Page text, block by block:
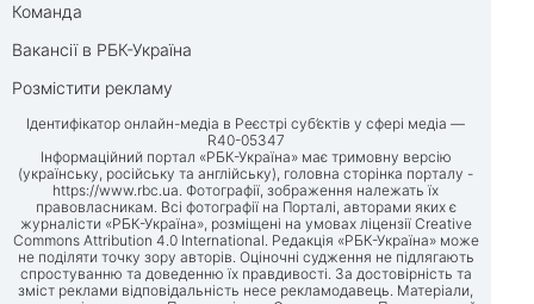
Команда
Вакансії в РБК-Україна
Розмістити рекламу
Ідентифікатор онлайн-медіа в Реєстрі суб’єктів у сфері медіа —
R40-05347
Інформаційний портал «РБК-Україна» має тримовну версію
(українську, російську та англійську), головна сторінка порталу -
https://www.rbc.ua . Фотографії, зображення належать їх
правовласникам. Всі фотографії на Порталі, авторами яких є
журналісти «РБК-Україна», розміщені на умовах ліцензії Creative
Commons Attribution 4.0 International. Редакція «РБК-Україна» може
не поділяти точку зору авторів. Оціночні судження не підлягають
спростуванню та доведенню їх правдивості. За достовірність та
зміст реклами відповідальність несе рекламодавець. Матеріали,